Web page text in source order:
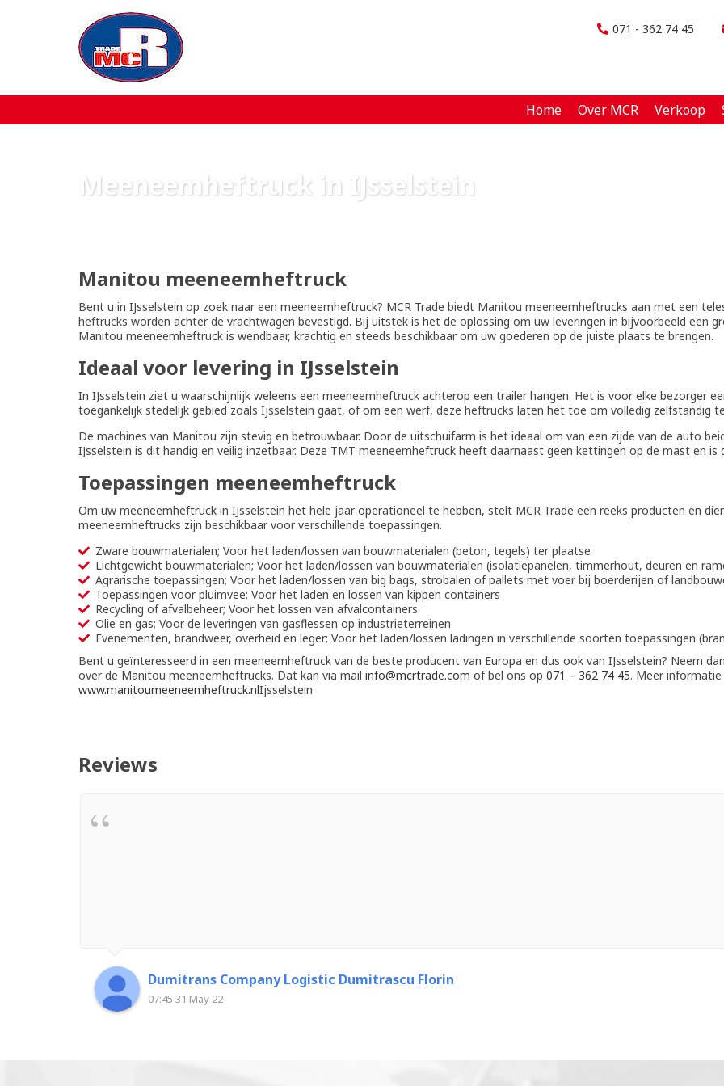
Over MCR
071 - 362 74 45
Home Over MCR Verkoop
Meeneemheftruck in IJsselstein
Manitou meeneemheftruck
Bent u in IJsselstein op zoek naar een meeneemheftruck? MCR Trade biedt Manitou meeneemheftrucks aan met een
heftrucks worden achter de vrachtwagen bevestigd. Bij uitstek is het de oplossing om uw leveringen in bijvoorbeeld een
Manitou meeneemheftruck is wendbaar, krachtig en steeds beschikbaar om uw goederen op de juiste plaats te brengen.
Ideaal voor levering in IJsselstein
In IJsselstein ziet u waarschijnlijk weleens een meeneemheftruck achterop een trailer hangen. Het is voor elke bezorger
toegankelijk stedelijk gebied zoals Ijsselstein gaat, of om een werf, deze heftrucks laten het toe om volledig zelfstandig
De machines van Manitou zijn stevig en betrouwbaar. Door de uitschuifarm is het ideaal om van een zijde van de auto
IJsselstein is dit handig en veilig inzetbaar. Deze TMT meeneemheftruck heeft daarnaast geen kettingen op de mast en
Toepassingen meeneemheftruck
Om uw meeneemheftruck in IJsselstein het hele jaar operationeel te hebben, stelt MCR Trade een reeks producten en
meeneemheftrucks zijn beschikbaar voor verschillende toepassingen.
Zware bouwmaterialen; Voor het laden/lossen van bouwmaterialen (beton, tegels) ter plaatse
Lichtgewicht bouwmaterialen; Voor het laden/lossen van bouwmaterialen (isolatiepanelen, timmerhout, deuren en
Agrarische toepassingen; Voor het laden/lossen van big bags, strobalen of pallets met voer bij boerderijen of
Toepassingen voor pluimvee; Voor het laden en lossen van kippen containers
Recycling of afvalbeheer; Voor het lossen van afvalcontainers
Olie en gas; Voor de leveringen van gasflessen op industrieterreinen
Evenementen, brandweer, overheid en leger; Voor het laden/lossen ladingen in verschillende soorten toepassingen
Bent u geïnteresseerd in een meeneemheftruck van de beste producent van Europa en dus ook van IJsselstein? Neem
over de Manitou meeneemheftrucks. Dat kan via mail info@mcrtrade.com of bel ons op 071 – 362 74 45. Meer
www.manitoumeeneemheftruck.nlIjsselstein
Reviews
Dumitrans Company Logistic Dumitrascu Florin
07:45 31 May 22